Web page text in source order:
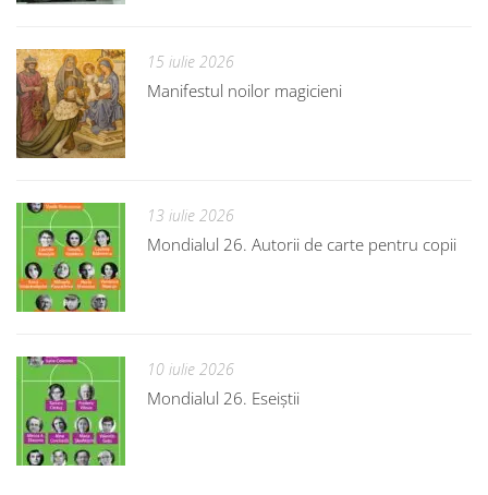
15 iulie 2026
Manifestul noilor magicieni
13 iulie 2026
Mondialul 26. Autorii de carte pentru copii
10 iulie 2026
Mondialul 26. Eseiștii